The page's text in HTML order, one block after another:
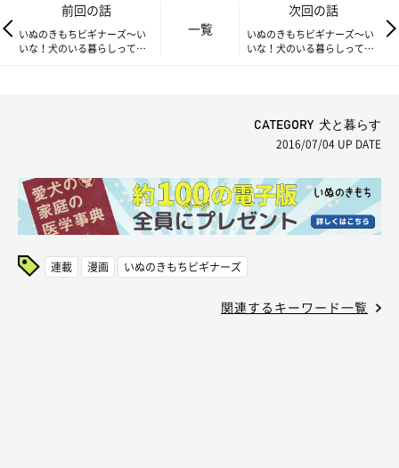
前回の話
いぬのきもちビギナーズ～い
いな！犬のいる暮らしって…
一覧
次回の話
いぬのきもちビギナーズ～い
いな！犬のいる暮らしって…
CATEGORY 犬と暮らす
2016/07/04 UP DATE
連載 漫画 いぬのきもちビギナーズ
関連するキーワード一覧